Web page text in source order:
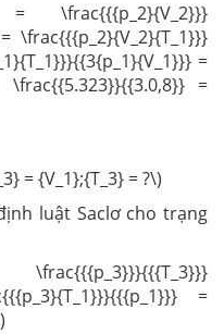
= \frac{{{p_2}{V_2}}}
\frac{{{p_2}{V_2}{T_1}}}
=
\frac{{5.323}}{{3.0,8}} =
= {V_1};{T_3} = ?\)
luật Saclơ cho trạng
=